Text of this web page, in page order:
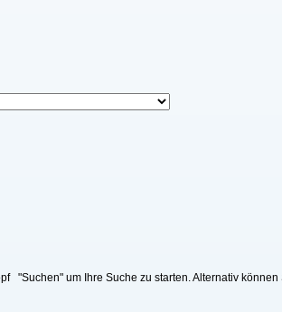
"Suchen" um Ihre Suche zu starten. Alternativ können